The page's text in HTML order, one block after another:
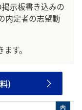
示板書き込みの
内定者の志望動
す。
)